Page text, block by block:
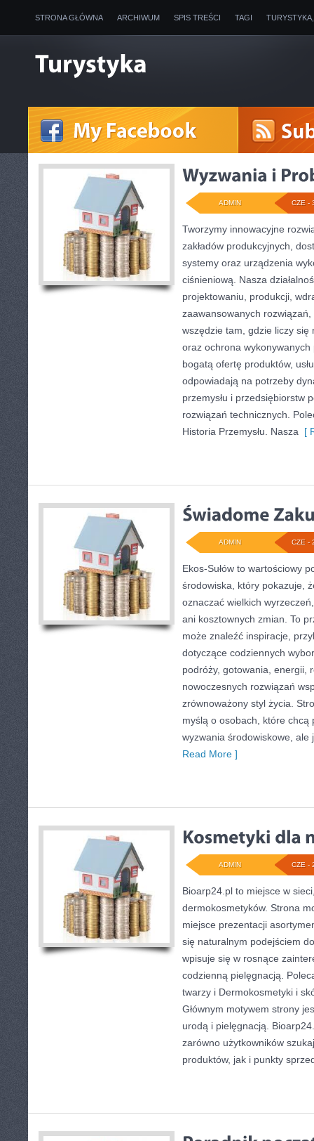
STRONA GŁÓWNA ARCHIWUM SPIS TREŚCI TAGI
CZE -
ADMIN
Tworzymy innowacyjne
zakładów produkcyjnych,
systemy oraz urządzenia
ciśnieniową. Nasza
projektowaniu, produkcji,
zaawansowanych
wszędzie tam, gdzie liczy się
oraz ochrona
bogatą ofertę produktów,
odpowiadają na potrzeby
przemysłu i przedsiębiorstw
rozwiązań technicznych.
Historia Przemysłu. Nasza [
CZE -
ADMIN
Ekos-Sułów to wartościowy
środowiska, który pokazuje,
oznaczać wielkich
ani kosztownych zmian. To
może znaleźć inspiracje,
dotyczące codziennych
podróży, gotowania, energii,
nowoczesnych rozwiązań
zrównoważony styl życia.
myślą o osobach, które chcą
wyzwania środowiskowe, ale
Read More ]
CZE -
ADMIN
Bioarp24.pl to miejsce w
dermokosmetyków. Strona
miejsce prezentacji
się naturalnym podejściem
wpisuje się w rosnące
codzienną pielęgnacją.
twarzy i Dermokosmetyki i
Głównym motywem strony
urodą i pielęgnacją.
zarówno użytkowników
produktów, jak i punkty